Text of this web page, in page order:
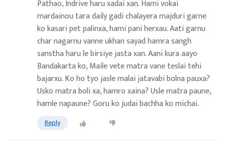
Pathao, Indrive haru xadai xan. Hami vokai
mardainou tara daily gadi chalayera majduri garne
ko kasari pet palinxa, hami pani herxau. Aati garnu
char nagarnu vanne ukhan sayad hamra sangh
sanstha haru le birsiye jasta xan. Aani kura aayo
Bandakarta ko, Maile vete matra vane teslai tehi
bajarxu. Ko ho tyo jasle malai jatavabi bolna pauxa?
Usko matra boli xa, hamro xaina? Usle matra paune,
hamle napaune? Goru ko judai bachha ko michai.
Reply